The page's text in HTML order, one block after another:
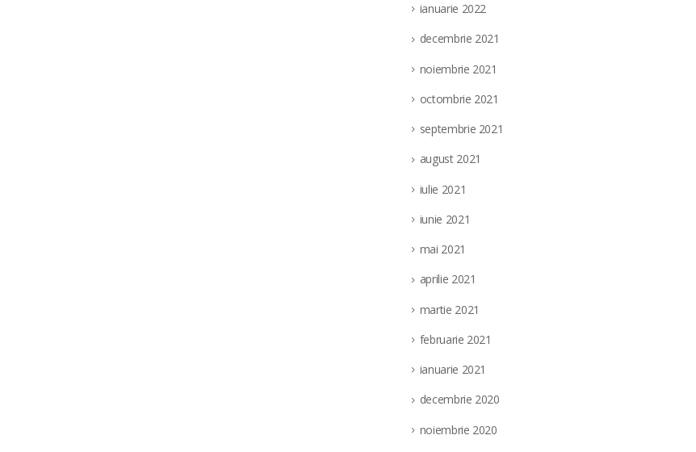
ianuarie 2022
decembrie 2021
noiembrie 2021
octombrie 2021
septembrie 2021
august 2021
iulie 2021
iunie 2021
mai 2021
aprilie 2021
martie 2021
februarie 2021
ianuarie 2021
decembrie 2020
noiembrie 2020